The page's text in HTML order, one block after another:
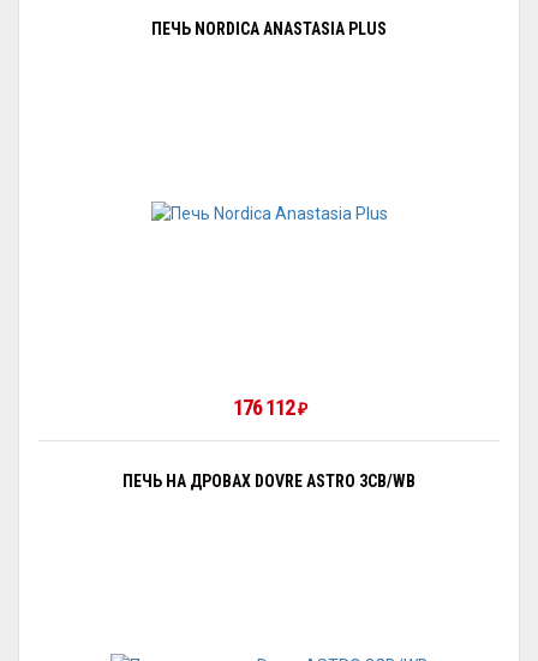
ПЕЧЬ NORDICA ANASTASIA PLUS
176 112₽
ПЕЧЬ НА ДРОВАХ DOVRE ASTRO 3CB/WB